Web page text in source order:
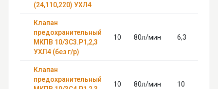
(24,110,220) УХЛ4
Клапан
предохранительный
МКПВ 10/3С3.Р1,2,3
УХЛ4 (без г/р)
10 80л/мин 6,3
Клапан
предохранительный
10 80л/мин 10